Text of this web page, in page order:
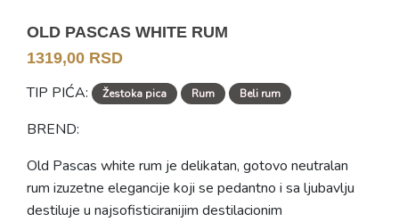
OLD PASCAS WHITE RUM
1319,00 RSD
TIP PIĆA: Žestoka pica Rum Beli rum
BREND:
Old Pascas white rum je delikatan, gotovo neutralan
rum izuzetne elegancije koji se pedantno i sa ljubavlju
destiluje u najsofisticiranijim destilacionim